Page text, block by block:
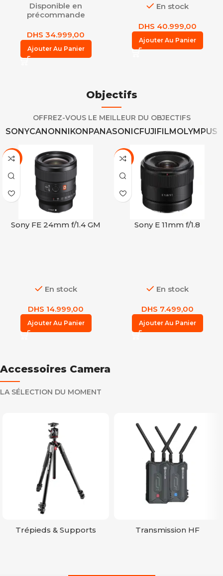
Disponible en
précommande
DHS 34.999,00
Ajouter Au Panier
En stock
DHS 40.999,00
Ajouter Au Panier
Objectifs
OFFREZ-VOUS LE MEILLEUR DU OBJECTIFS
SONYCANONNIKONPANASONICFUJIFILMOLYMPUS
-14%
Sony FE 24mm f/1.4 GM
En stock
DHS 14.999,00
Ajouter Au Panier
-12%
Sony E 11mm f/1.8
En stock
DHS 7.499,00
Ajouter Au Panier
Accessoires Camera
LA SÉLECTION DU MOMENT
Trépieds & Supports Transmission HF